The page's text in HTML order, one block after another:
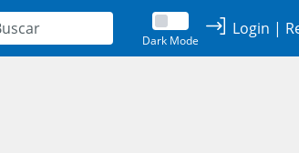
Dark Mode
Login |